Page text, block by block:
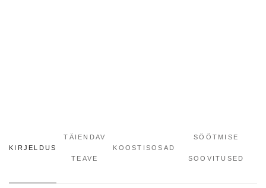
KIRJELDUS
TÄIENDAV
TEAVE
KOOSTISOSAD
SÖÖTMISE
SOOVITUSED